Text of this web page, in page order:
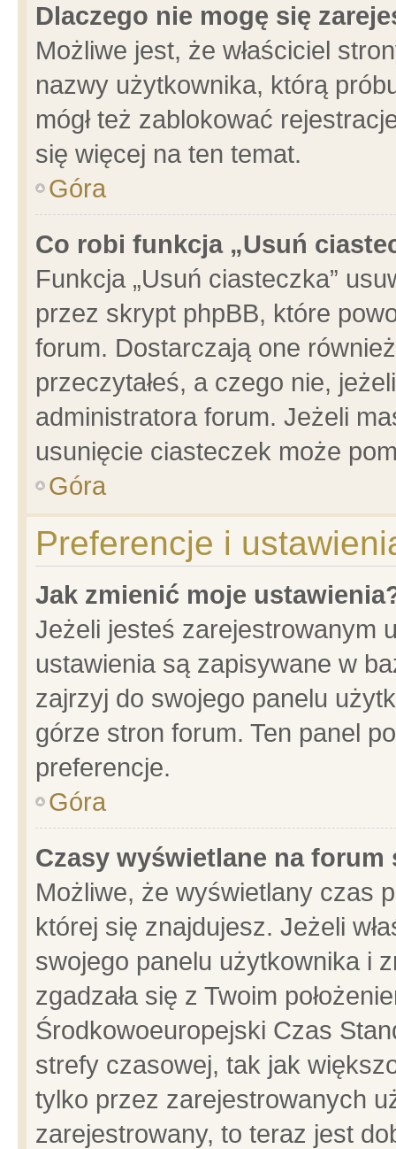
Dlaczego nie mogę się
Możliwe jest, że właściciel
nazwy użytkownika, którą
mógł też zablokować
się więcej na ten temat.
Góra
Co robi funkcja „Usuń
Funkcja „Usuń ciasteczka”
przez skrypt phpBB, które
forum. Dostarczają one
przeczytałeś, a czego nie,
administratora forum. Jeżeli
usunięcie ciasteczek może
Góra
Preferencje i
Jak zmienić moje
Jeżeli jesteś zarejestrowanym
ustawienia są zapisywane w
zajrzyj do swojego panelu
górze stron forum. Ten panel
preferencje.
Góra
Czasy wyświetlane na forum
Możliwe, że wyświetlany czas
której się znajdujesz. Jeżeli
swojego panelu użytkownika i
zgadzała się z Twoim
Środkowoeuropejski Czas
strefy czasowej, tak jak
tylko przez zarejestrowanych
zarejestrowany, to teraz jest